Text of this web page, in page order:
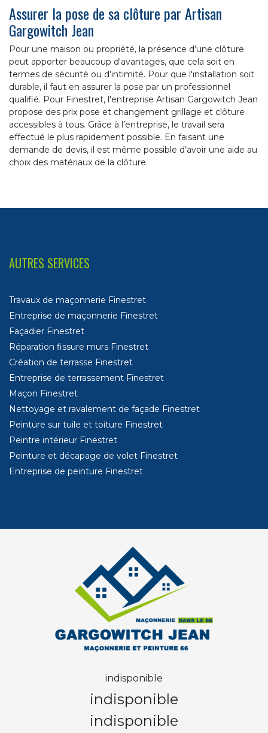
Assurer la pose de sa clôture par Artisan
Gargowitch Jean
Pour une maison ou propriété, la présence d’une clôture
peut apporter beaucoup d'avantages, que cela soit en
termes de sécurité ou d’intimité. Pour que l'installation soit
durable, il faut en assurer la pose par un professionnel
qualifié. Pour Finestret, l'entreprise Artisan Gargowitch Jean
propose des prix pose et changement grillage et clôture
accessibles à tous. Grâce à l’entreprise, le travail sera
effectué le plus rapidement possible. En faisant une
demande de devis, il est même possible d’avoir une aide au
choix des matériaux de la clôture.
AUTRES SERVICES
Travaux de maçonnerie Finestret
Entreprise de maçonnerie Finestret
Façadier Finestret
Réparation fissure murs Finestret
Création de terrasse Finestret
Entreprise de terrassement Finestret
Maçon Finestret
Nettoyage et ravalement de façade Finestret
Peinture sur tuile et toiture Finestret
Peintre intérieur Finestret
Peinture et décapage de volet Finestret
Entreprise de peinture Finestret
indisponible
indisponible
indisponible